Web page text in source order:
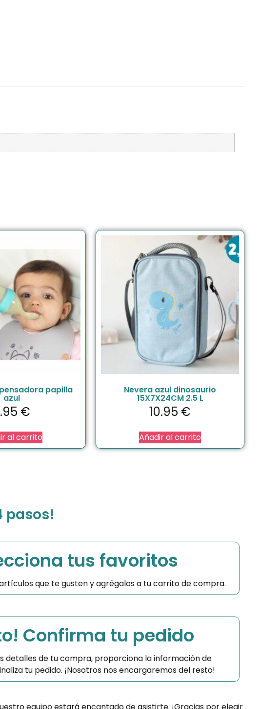
papilla
azul
€
al carrito
Nevera azul dinosaurio
15X7X24CM 2.5 L
10.95 €
Añadir al carrito
pasos!
tus favoritos
que te gusten y agrégalos a tu carrito de compra.
Confirma tu pedido
detalles de tu compra, proporciona la información de
tu pedido. ¡Nosotros nos encargaremos del resto!
equipo estará encantado de asistirte. ¡Gracias por elegir